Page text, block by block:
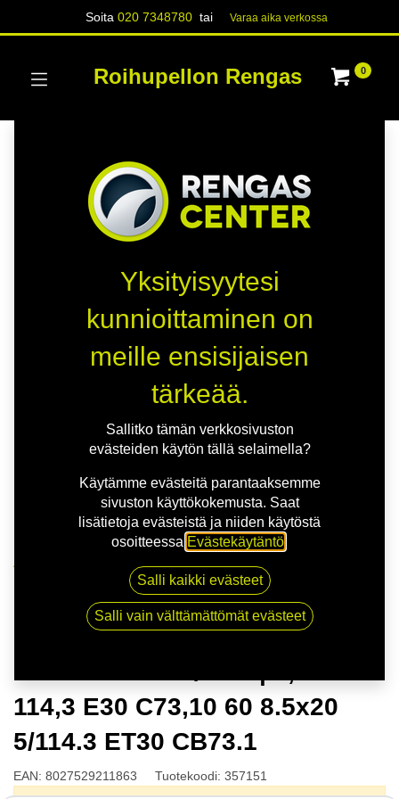
Soita020 7348780 tai Varaa aika verk​​​​ossa
Roihupellon Rengas 0
MSW 51 G.BLK/POL | 8,5X20 5-114,3 E30 C73,10 60
8.5x20 5/114.3 ET30 CB73.1
114,3 E30 C73,10 60 8.5x20
5/114.3 ET30 CB73.1
EAN: 8027529211863 Tuotekoodi: 357151
Yksityisyytesi
kunnioittaminen on
meille ensisijaisen
tärkeää.
Sallitko tämän verkkosivuston
evästeiden käytön tällä selaimella?
Käytämme evästeitä parantaaksemme
sivuston käyttökokemusta. Saat
lisätietoja evästeistä ja niiden käytöstä
osoitteessa Evästekäytäntö
Salli kaikki evästeet
Salli vain välttämättömät evästeet